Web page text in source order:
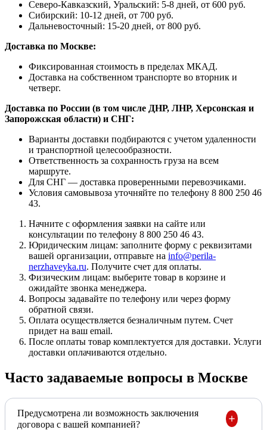
Северо-Кавказский, Уральский: 5-8 дней, от 600 руб.
Сибирский: 10-12 дней, от 700 руб.
Дальневосточный: 15-20 дней, от 800 руб.
Доставка по Москве:
Фиксированная стоимость в пределах МКАД.
Доставка на собственном транспорте во вторник и
четверг.
Доставка по России (в том числе ДНР, ЛНР, Херсонская и
Запорожская области) и СНГ:
Варианты доставки подбираются с учетом удаленности
и транспортной целесообразности.
Ответственность за сохранность груза на всем
маршруте.
Для СНГ — доставка проверенными перевозчиками.
Условия самовывоза уточняйте по телефону 8 800 250 46
43.
Начните с оформления заявки на сайте или
консультации по телефону 8 800 250 46 43.
Юридическим лицам: заполните форму с реквизитами
вашей организации, отправьте на info@perila-
nerzhaveyka.ru. Получите счет для оплаты.
Физическим лицам: выберите товар в корзине и
ожидайте звонка менеджера.
Вопросы задавайте по телефону или через форму
обратной связи.
Оплата осуществляется безналичным путем. Счет
придет на ваш email.
После оплаты товар комплектуется для доставки. Услуги
доставки оплачиваются отдельно.
Часто задаваемые вопросы в Москве
Предусмотрена ли возможность заключения
договора с вашей компанией?